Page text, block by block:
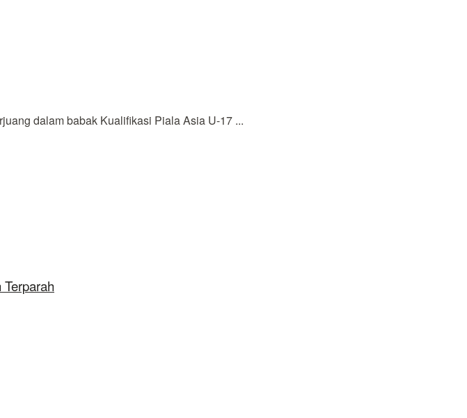
dalam babak Kualifikasi Piala Asia U-17 ...